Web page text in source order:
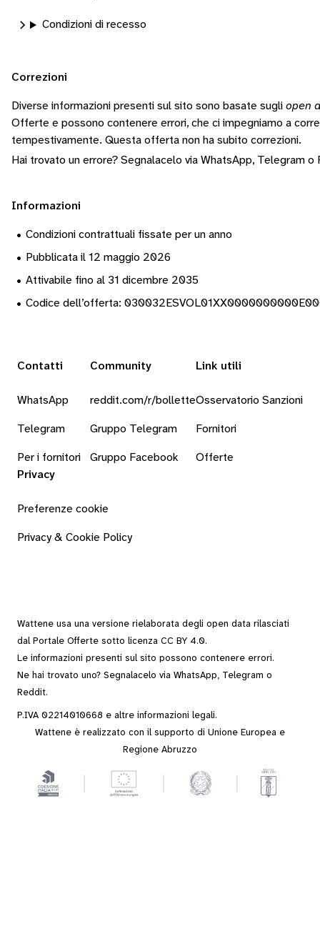
Condizioni di recesso
Correzioni
Diverse informazioni presenti sul sito sono basate sugli open
Offerte e possono contenere errori, che ci impegniamo a
tempestivamente. Questa offerta non ha subito correzioni.
Hai trovato un errore? Segnalacelo via WhatsApp, Telegram o
Informazioni
• Condizioni contrattuali fissate per un anno
• Pubblicata il 12 maggio 2026
• Attivabile fino al 31 dicembre 2035
• Codice dell’offerta:
Contatti
WhatsApp
Telegram
Per i fornitori
Community
reddit.com/r/bollette
Gruppo Telegram
Gruppo Facebook
Link utili
Osservatorio Sanzioni
Fornitori
Offerte
Privacy
Preferenze cookie
Privacy & Cookie Policy
Wattene usa una versione rielaborata degli open data rilasciati
dal Portale Offerte sotto licenza CC BY 4.0.
Le informazioni presenti sul sito possono contenere errori.
Ne hai trovato uno? Segnalacelo via WhatsApp, Telegram o
Reddit.
P.IVA 02214010668 e altre informazioni legali.
Wattene è realizzato con il supporto di Unione Europea e
Regione Abruzzo